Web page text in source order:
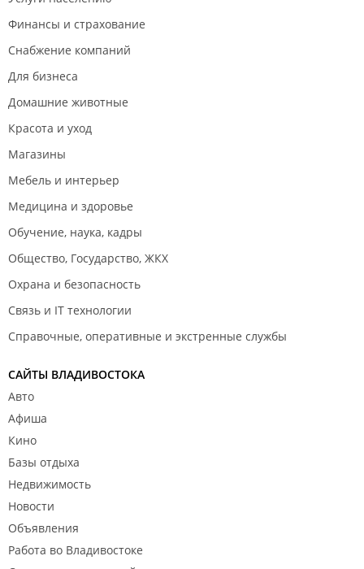
Финансы и страхование
Снабжение компаний
Для бизнеса
Домашние животные
Красота и уход
Магазины
Мебель и интерьер
Медицина и здоровье
Обучение, наука, кадры
Общество, Государство, ЖКХ
Охрана и безопасность
Связь и IT технологии
Справочные, оперативные и экстренные службы
САЙТЫ ВЛАДИВОСТОКА
Авто
Афиша
Кино
Базы отдыха
Недвижимость
Новости
Объявления
Работа во Владивостоке